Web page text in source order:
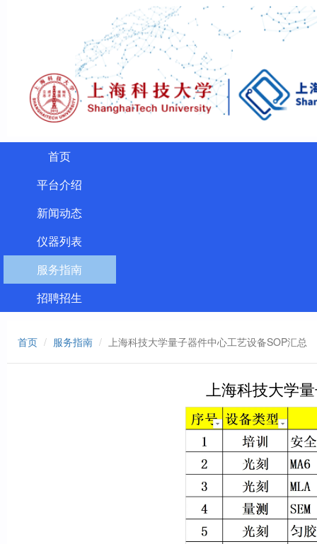
首页
平台介绍
新闻动态
仪器列表
服务指南
招聘招生
首页 服务指南 上海科技大学量子器件中心工艺设备SOP汇总
上海科技大学